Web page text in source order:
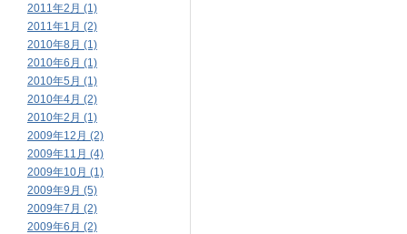
2011年2月 (1)
2011年1月 (2)
2010年8月 (1)
2010年6月 (1)
2010年5月 (1)
2010年4月 (2)
2010年2月 (1)
2009年12月 (2)
2009年11月 (4)
2009年10月 (1)
2009年9月 (5)
2009年7月 (2)
2009年6月 (2)